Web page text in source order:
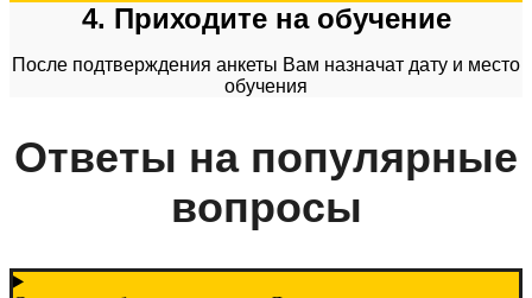
4. Приходите на обучение
После подтверждения анкеты Вам назначат дату и место
обучения​
Ответы на популярные
вопросы